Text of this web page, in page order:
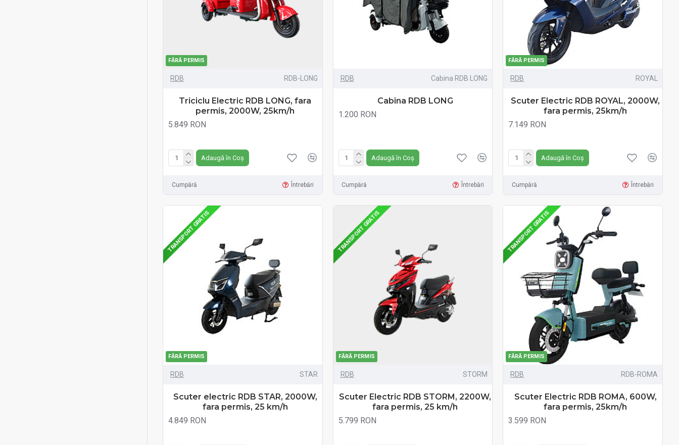
FĂRĂ PERMIS
RDB RDB-LONG
Triciclu Electric RDB LONG, fara
permis, 2000W, 25km/h
5.849 RON
Adaugă în Coș
Cumpără Întrebări
RDB Cabina RDB LONG
Cabina RDB LONG
1.200 RON
Adaugă în Coș
Cumpără Întrebări
FĂRĂ PERMIS
RDB ROYAL
Scuter Electric RDB ROYAL, 2000W,
fara permis, 25km/h
7.149 RON
Adaugă în Coș
Cumpără Întrebări
FĂRĂ PERMIS
TRANSPORT GRATIS
RDB STAR
Scuter electric RDB STAR, 2000W,
fara permis, 25 km/h
4.849 RON
FĂRĂ PERMIS
TRANSPORT GRATIS
RDB STORM
Scuter Electric RDB STORM, 2200W,
fara permis, 25 km/h
5.799 RON
FĂRĂ PERMIS
TRANSPORT GRATIS
RDB RDB-ROMA
Scuter Electric RDB ROMA, 600W,
fara permis, 25km/h
3.599 RON